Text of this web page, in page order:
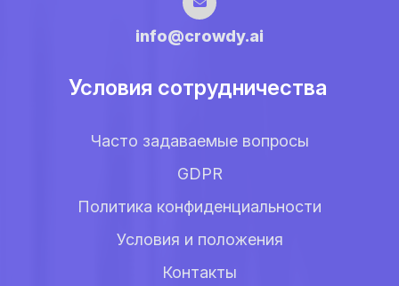
info@crowdy.ai
Условия сотрудничества
Часто задаваемые вопросы
GDPR
Политика конфиденциальности
Условия и положения
Контакты